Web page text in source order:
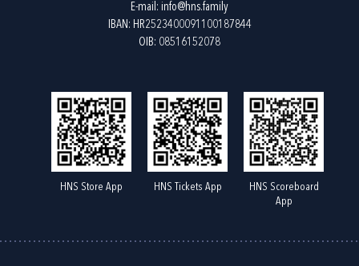
E-mail: info@hns.family
IBAN: HR2523400091100187844
OIB: 08516152078
HNS Store App HNS Tickets App
HNS Scoreboard
App